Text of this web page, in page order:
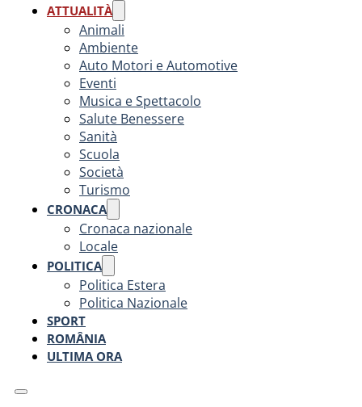
ATTUALITÀ
Animali
Ambiente
Auto Motori e Automotive
Eventi
Musica e Spettacolo
Salute Benessere
Sanità
Scuola
Società
Turismo
CRONACA
Cronaca nazionale
Locale
POLITICA
Politica Estera
Politica Nazionale
SPORT
ROMÂNIA
ULTIMA ORA